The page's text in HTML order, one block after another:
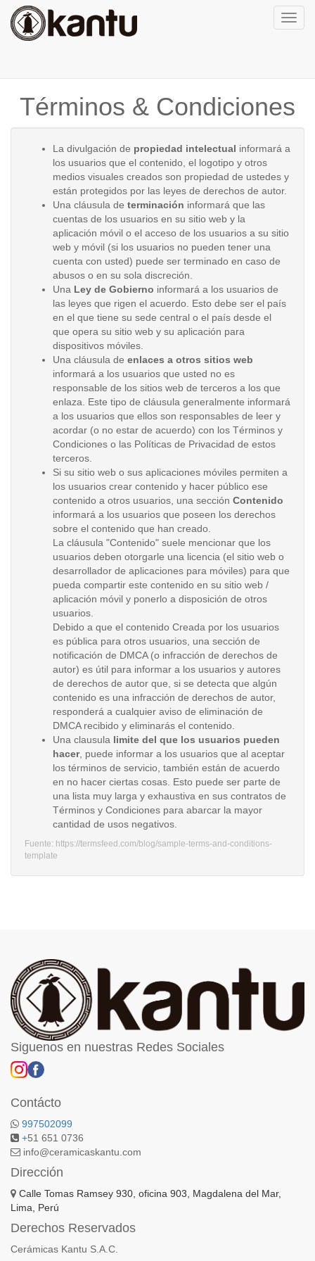
Términos & Condiciones
La divulgación de propiedad intelectual informará a
los usuarios que el contenido, el logotipo y otros
medios visuales creados son propiedad de ustedes y
están protegidos por las leyes de derechos de autor.
Una cláusula de terminación informará que las
cuentas de los usuarios en su sitio web y la
aplicación móvil o el acceso de los usuarios a su sitio
web y móvil (si los usuarios no pueden tener una
cuenta con usted) puede ser terminado en caso de
abusos o en su sola discreción.
Una Ley de Gobierno informará a los usuarios de
las leyes que rigen el acuerdo. Esto debe ser el país
en el que tiene su sede central o el país desde el
que opera su sitio web y su aplicación para
dispositivos móviles.
Una cláusula de enlaces a otros sitios web
informará a los usuarios que usted no es
responsable de los sitios web de terceros a los que
enlaza. Este tipo de cláusula generalmente informará
a los usuarios que ellos son responsables de leer y
acordar (o no estar de acuerdo) con los Términos y
Condiciones o las Políticas de Privacidad de estos
terceros.
Si su sitio web o sus aplicaciones móviles permiten a
los usuarios crear contenido y hacer público ese
contenido a otros usuarios, una sección Contenido
informará a los usuarios que poseen los derechos
sobre el contenido que han creado.
La cláusula "Contenido" suele mencionar que los
usuarios deben otorgarle una licencia (el sitio web o
desarrollador de aplicaciones para móviles) para que
pueda compartir este contenido en su sitio web /
aplicación móvil y ponerlo a disposición de otros
usuarios.
Debido a que el contenido Creada por los usuarios
es pública para otros usuarios, una sección de
notificación de DMCA (o infracción de derechos de
autor) es útil para informar a los usuarios y autores
de derechos de autor que, si se detecta que algún
contenido es una infracción de derechos de autor,
responderá a cualquier aviso de eliminación de
DMCA recibido y eliminarás el contenido.
Una clausula limite del que los usuarios pueden
hacer, puede informar a los usuarios que al aceptar
los términos de servicio, también están de acuerdo
en no hacer ciertas cosas. Esto puede ser parte de
una lista muy larga y exhaustiva en sus contratos de
Términos y Condiciones para abarcar la mayor
cantidad de usos negativos.
Fuente: https://termsfeed.com/blog/sample-terms-and-conditions-
template
Siguenos en nuestras Redes Sociales
Contácto
997502099
+51 651 0736
info@ceramicaskantu.com
Dirección
Calle Tomas Ramsey 930, oficina 903, Magdalena del Mar,
Lima, Perú
Derechos Reservados
Cerámicas Kantu S.A.C.